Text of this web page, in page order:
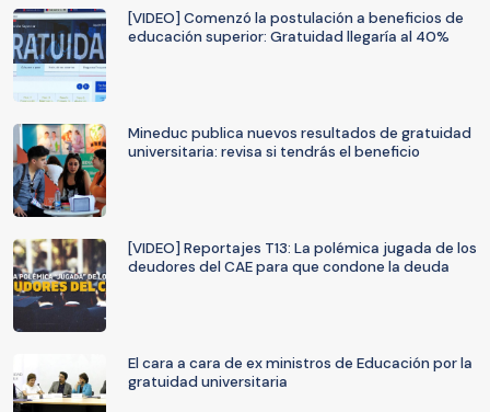
[VIDEO] Comenzó la postulación a beneficios de
educación superior: Gratuidad llegaría al 40%
Mineduc publica nuevos resultados de gratuidad
universitaria: revisa si tendrás el beneficio
[VIDEO] Reportajes T13: La polémica jugada de los
deudores del CAE para que condone la deuda
El cara a cara de ex ministros de Educación por la
gratuidad universitaria